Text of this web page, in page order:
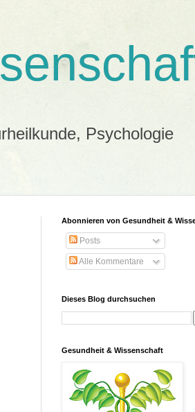
Psychologie
Abonnieren von Gesundheit &
Posts
Alle Kommentare
Dieses Blog durchsuchen
Gesundheit & Wissenschaft